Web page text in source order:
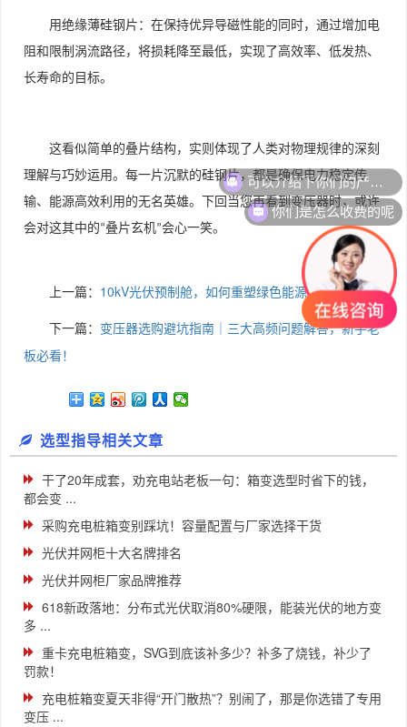
用绝缘薄硅钢片：在保持优异导磁性能的同时，通过增加电
阻和限制涡流路径，将损耗降至最低，实现了高效率、低发热、
长寿命的目标。
这看似简单的叠片结构，实则体现了人类对物理规律的深刻
理解与巧妙运用。每一片沉默的硅钢片，都是确保电力稳定传
输、能源高效利用的无名英雄。下回当您再看到变压器时，或许
会对这其中的“叠片玄机”会心一笑。
上一篇： 10kV光伏预制舱，如何重塑绿色能源新格局？
下一篇： 变压器选购避坑指南｜三大高频问题解答，新手老
板必看！
选型指导相关文章
干了20年成套，劝充电站老板一句：箱变选型时省下的钱，
都会变 ...
采购充电桩箱变别踩坑！容量配置与厂家选择干货
光伏并网柜十大名牌排名
光伏并网柜厂家品牌推荐
618新政落地：分布式光伏取消80%硬限，能装光伏的地方变
多 ...
重卡充电桩箱变，SVG到底该补多少？补多了烧钱，补少了
罚款！
充电桩箱变夏天非得“开门散热”？别闹了，那是你选错了专用
变压 ...
你们是怎么收费的呢